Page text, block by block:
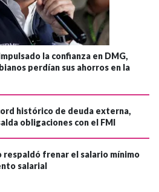
la confianza en DMG,
perdían sus ahorros en la
histórico de deuda externa,
obligaciones con el FMI
respaldó frenar el salario mínimo
salarial